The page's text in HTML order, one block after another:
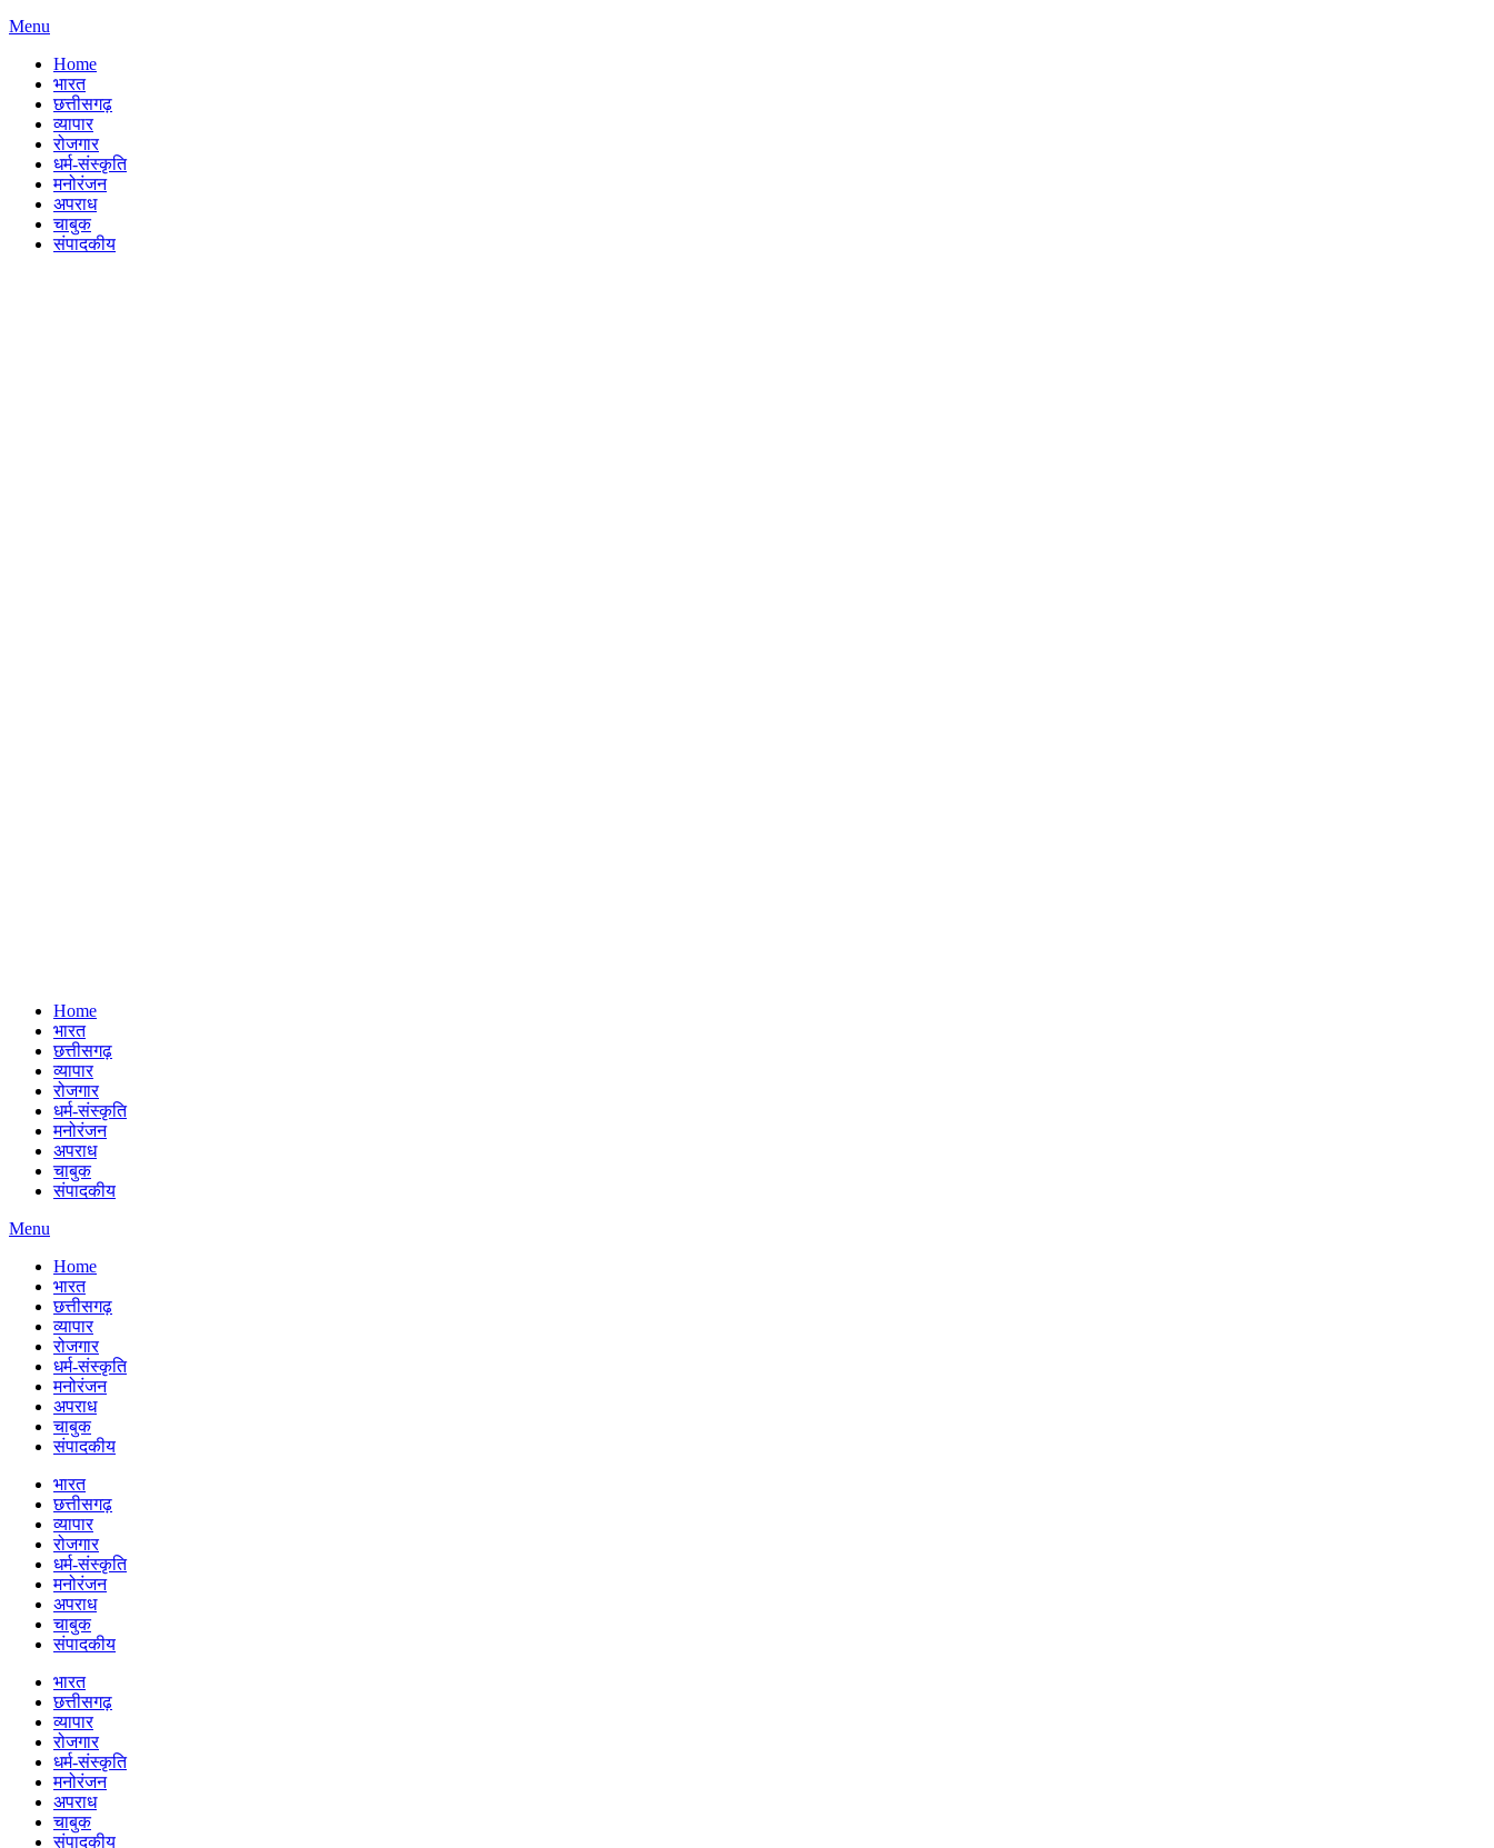
Menu
Home
भारत
छत्तीसगढ़
व्यापार
रोजगार
धर्म-संस्कृति
मनोरंजन
अपराध
चाबुक
संपादकीय
Home
भारत
छत्तीसगढ़
व्यापार
रोजगार
धर्म-संस्कृति
मनोरंजन
अपराध
चाबुक
संपादकीय
Menu
Home
भारत
छत्तीसगढ़
व्यापार
रोजगार
धर्म-संस्कृति
मनोरंजन
अपराध
चाबुक
संपादकीय
भारत
छत्तीसगढ़
व्यापार
रोजगार
धर्म-संस्कृति
मनोरंजन
अपराध
चाबुक
संपादकीय
भारत
छत्तीसगढ़
व्यापार
रोजगार
धर्म-संस्कृति
मनोरंजन
अपराध
चाबुक
संपादकीय